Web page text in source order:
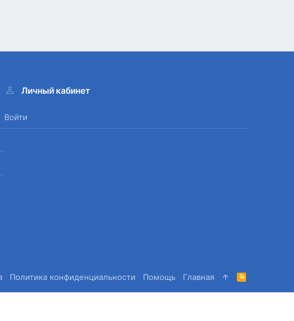
Личный кабинет
Войти
Политика конфиденциальности Помощь Главная
R
S
S